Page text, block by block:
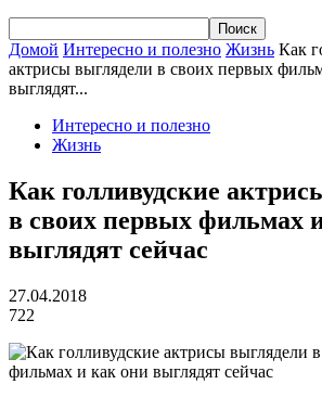
Домой Интересно и полезно Жизнь Как
актрисы выглядели в своих первых
выглядят...
Интересно и полезно
Жизнь
Как голливудские
в своих первых фильмах
выглядят сейчас
27.04.2018
722